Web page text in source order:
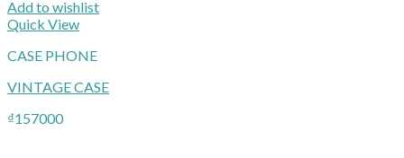
Add to wishlist
Quick View
CASE PHONE
VINTAGE CASE
₫157000